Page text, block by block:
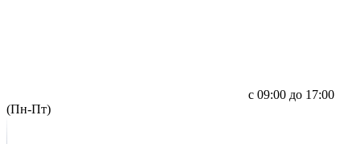
с 09:00 до 17:00
(Пн-Пт)